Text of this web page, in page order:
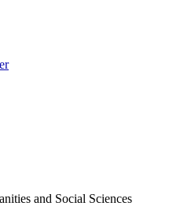
and Social Sciences